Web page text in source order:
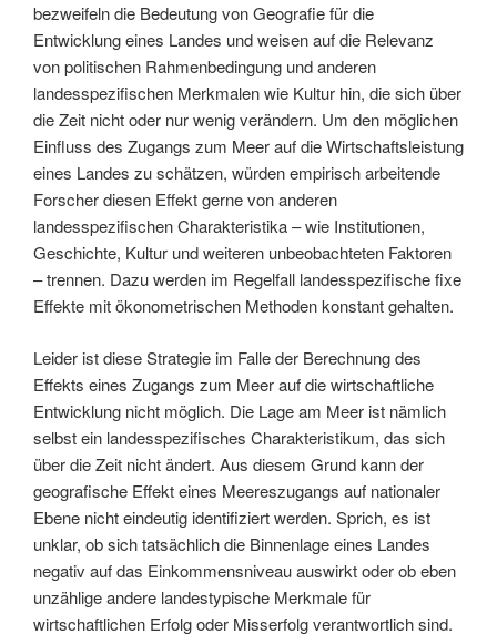
bezweifeln die Bedeutung von Geografie für die
Entwicklung eines Landes und weisen auf die Relevanz
von politischen Rahmenbedingung und anderen
landesspezifischen Merkmalen wie Kultur hin, die sich über
die Zeit nicht oder nur wenig verändern. Um den möglichen
Einfluss des Zugangs zum Meer auf die Wirtschaftsleistung
eines Landes zu schätzen, würden empirisch arbeitende
Forscher diesen Effekt gerne von anderen
landesspezifischen Charakteristika – wie Institutionen,
Geschichte, Kultur und weiteren unbeobachteten Faktoren
– trennen. Dazu werden im Regelfall landesspezifische fixe
Effekte mit ökonometrischen Methoden konstant gehalten.
Leider ist diese Strategie im Falle der Berechnung des
Effekts eines Zugangs zum Meer auf die wirtschaftliche
Entwicklung nicht möglich. Die Lage am Meer ist nämlich
selbst ein landesspezifisches Charakteristikum, das sich
über die Zeit nicht ändert. Aus diesem Grund kann der
geografische Effekt eines Meereszugangs auf nationaler
Ebene nicht eindeutig identifiziert werden. Sprich, es ist
unklar, ob sich tatsächlich die Binnenlage eines Landes
negativ auf das Einkommensniveau auswirkt oder ob eben
unzählige andere landestypische Merkmale für
wirtschaftlichen Erfolg oder Misserfolg verantwortlich sind.